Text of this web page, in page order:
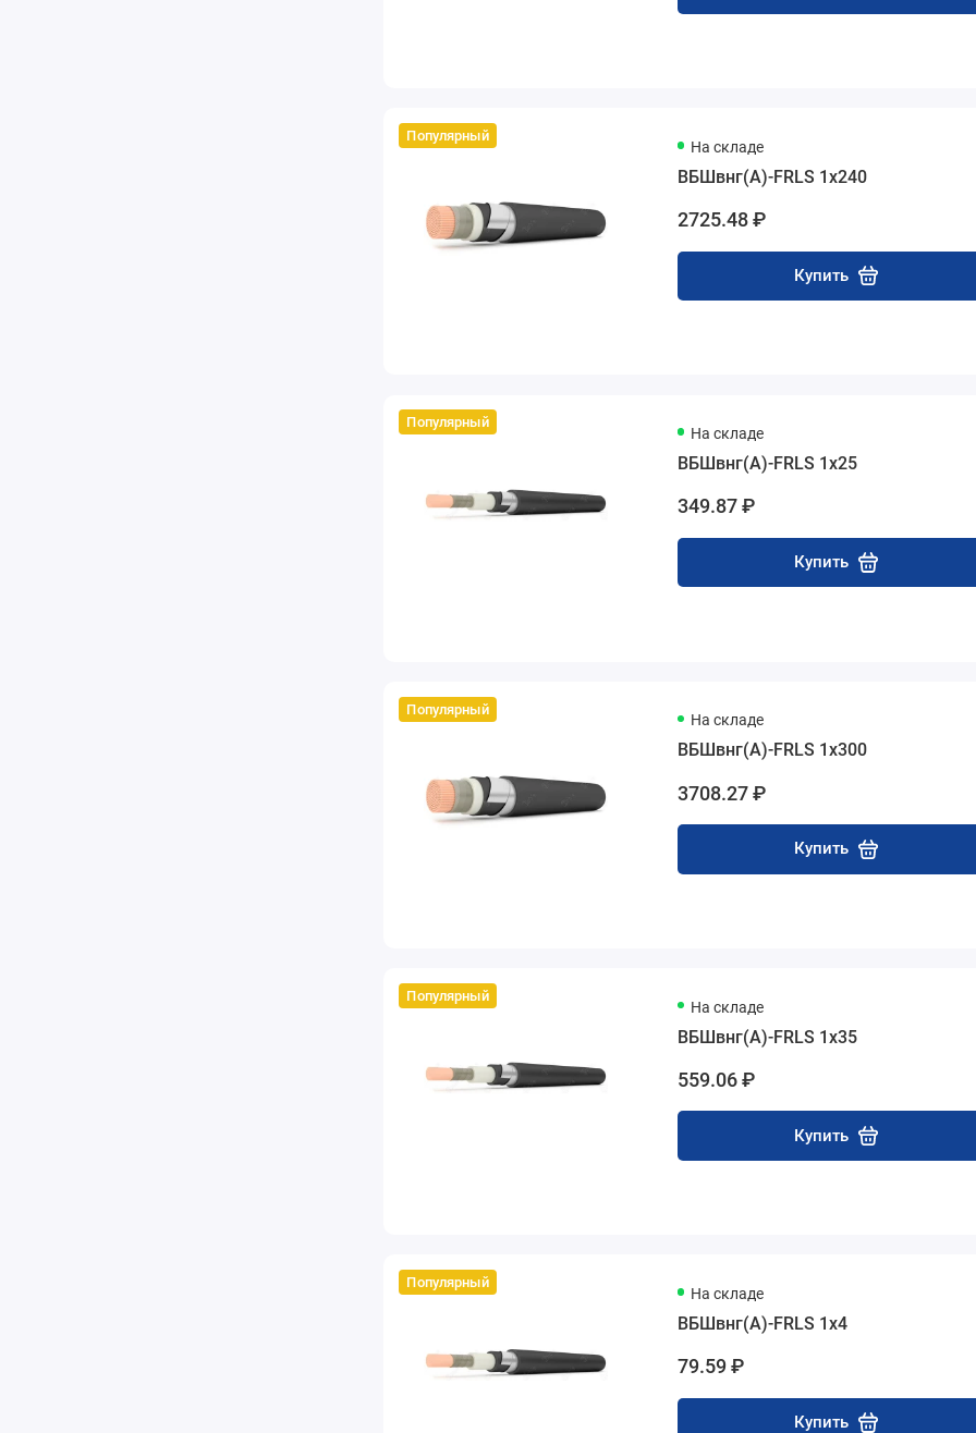
Популярный
На складе
ВБШвнг(А)-FRLS 1х240
2725.48 ₽
Купить
Популярный
На складе
ВБШвнг(А)-FRLS 1х25
349.87 ₽
Купить
Популярный
На складе
ВБШвнг(А)-FRLS 1х300
3708.27 ₽
Купить
Популярный
На складе
ВБШвнг(А)-FRLS 1х35
559.06 ₽
Купить
Популярный
На складе
ВБШвнг(А)-FRLS 1х4
79.59 ₽
Купить